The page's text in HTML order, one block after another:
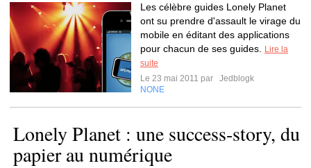
Les célèbre guides Lonely Planet
ont su prendre d'assault le virage du
mobile en éditant des applications
pour chacun de ses guides.
Lire la
suite
Le 23 mai 2011 par
Jedblogk
NONE
Lonely Planet : une success-story, du
papier au numérique